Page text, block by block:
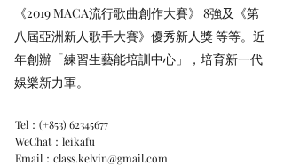
《2019 MACA流行歌曲創作大賽》 8強及《第
八屆亞洲新人歌手大賽》優秀新人獎 等等。近
年創辦「練習生藝能培訓中心」，培育新一代
娛樂新力軍。
Tel：(+853) 62345677
WeChat：leikafu
Email： class.kelvin@gmail.com